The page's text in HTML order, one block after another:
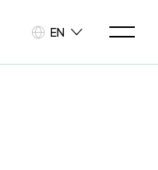
EN